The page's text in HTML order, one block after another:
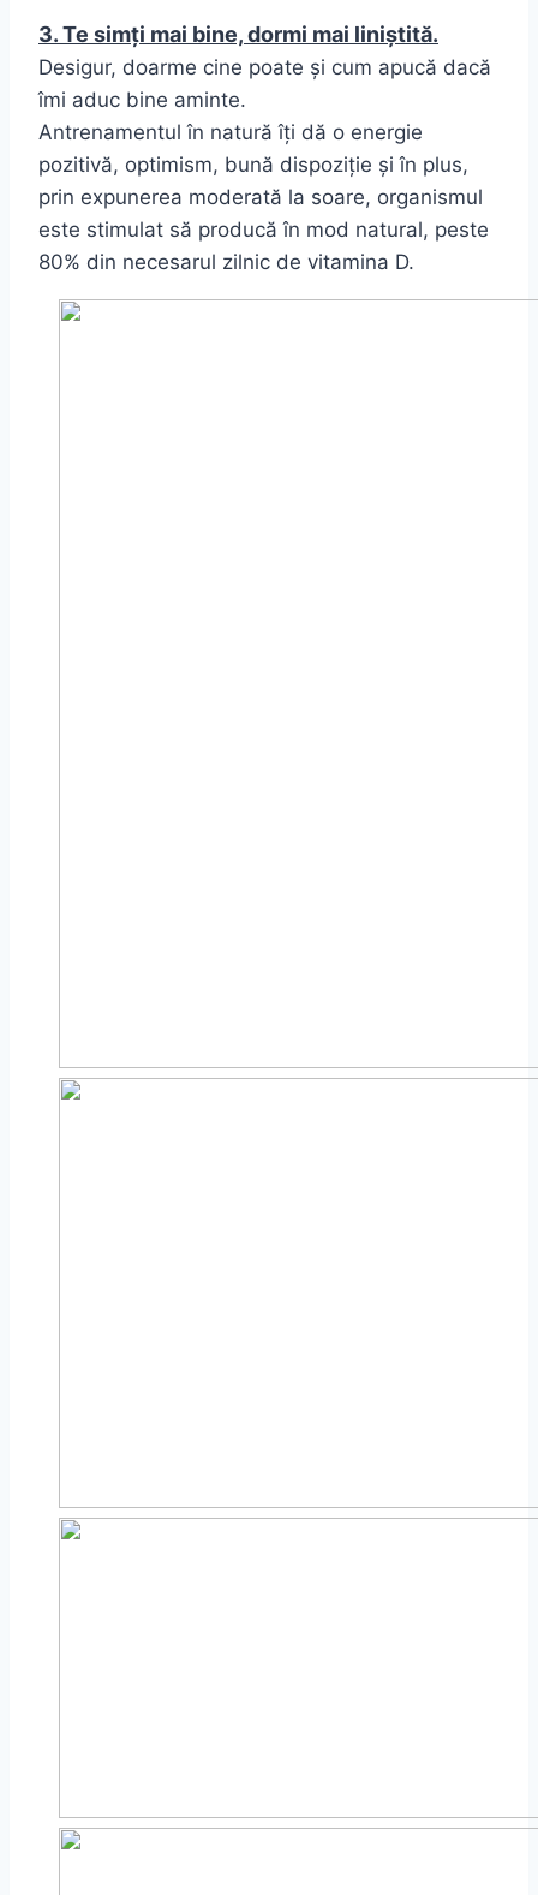
3. Te simți mai bine, dormi mai liniștită.
Desigur, doarme cine poate și cum apucă dacă
îmi aduc bine aminte.
Antrenamentul în natură îți dă o energie
pozitivă, optimism, bună dispoziție și în plus,
prin expunerea moderată la soare, organismul
este stimulat să producă în mod natural, peste
80% din necesarul zilnic de vitamina D.